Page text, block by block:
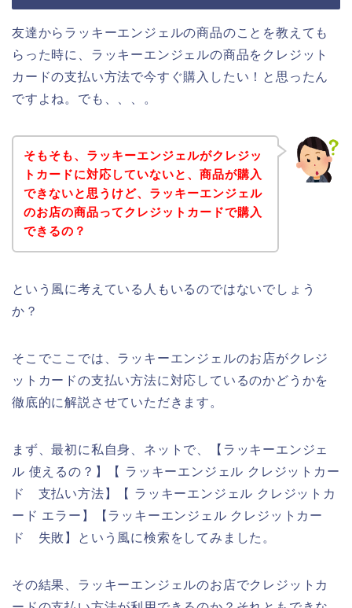
友達からラッキーエンジェルの商品のことを教えても
らった時に、ラッキーエンジェルの商品をクレジット
カードの支払い方法で今すぐ購入したい！と思ったん
ですよね。でも、、、。
そもそも、ラッキーエンジェルがクレジッ
トカードに対応していないと、商品が購入
できないと思うけど、ラッキーエンジェル
のお店の商品ってクレジットカードで購入
できるの？
という風に考えている人もいるのではないでしょう
か？
そこでここでは、ラッキーエンジェルのお店がクレジ
ットカードの支払い方法に対応しているのかどうかを
徹底的に解説させていただきます。
まず、最初に私自身、ネットで、【ラッキーエンジェ
ル 使えるの？】【 ラッキーエンジェル クレジットカー
ド 支払い方法】【 ラッキーエンジェル クレジットカ
ード エラー】【ラッキーエンジェル クレジットカー
ド 失敗】という風に検索をしてみました。
その結果、ラッキーエンジェルのお店でクレジットカ